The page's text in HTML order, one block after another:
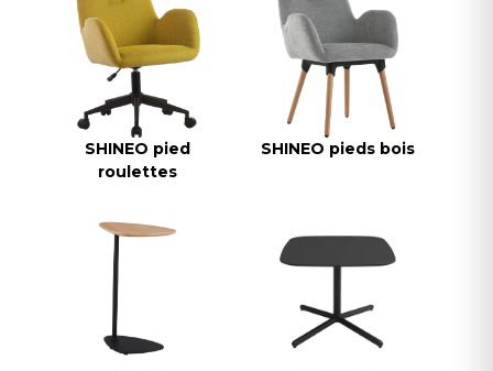
SHINEO pied
roulettes
SHINEO pieds bois